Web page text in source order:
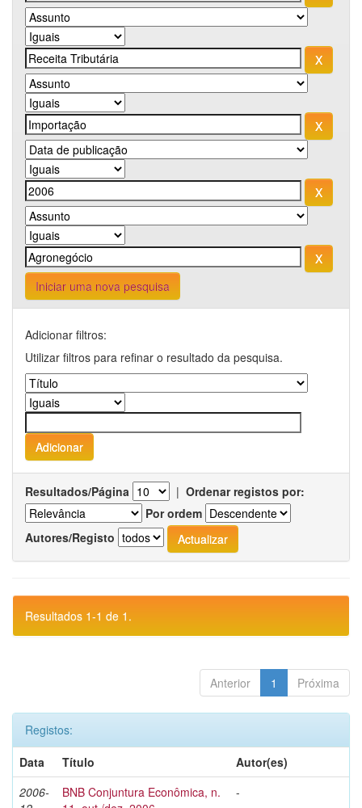
Iniciar uma nova pesquisa
Adicionar filtros:
Utilizar filtros para refinar o resultado da pesquisa.
Resultados/Página | Ordenar registos por:
Por ordem
Autores/Registo
Resultados 1-1 de 1.
Anterior 1 Próxima
Registos:
Data
Título
Autor(es)
2006-
BNB Conjuntura Econômica, n.
-